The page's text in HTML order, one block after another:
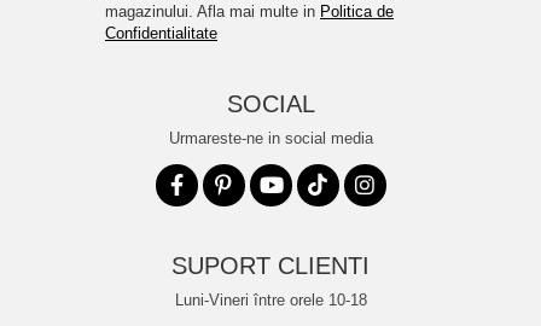
magazinului. Afla mai multe in Politica de
Confidentialitate
SOCIAL
Urmareste-ne in social media
SUPORT CLIENTI
Luni-Vineri între orele 10-18